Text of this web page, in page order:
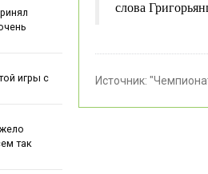
слова
Источник:
игры с
так